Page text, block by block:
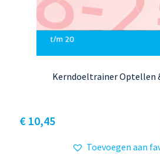
Kerndoeltrainer Optellen
€ 10,45
heeft
Toevoegen aan